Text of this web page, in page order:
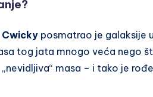
Cwicky posmatrao je galaksije
tog jata mnogo veća nego
masa – i tako je